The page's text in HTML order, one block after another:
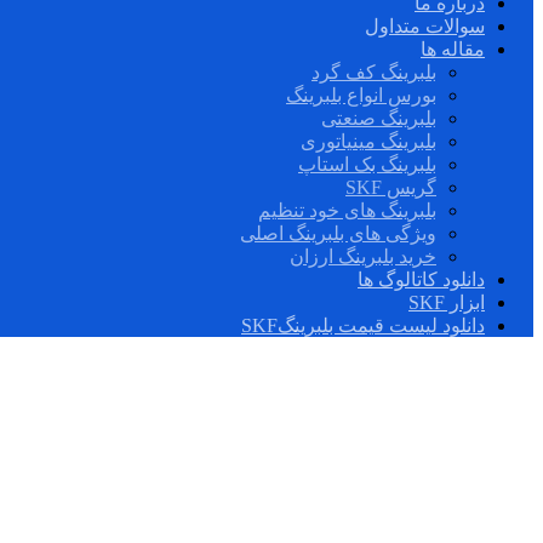
سوالات متداول
مقاله ها
بلبرینگ کف گرد
بورس انواع بلبرینگ
بلبرینگ صنعتی
بلبرینگ مینیاتوری
بلبرینگ بک استاپ
گریس SKF
بلبرینگ های خود تنظیم
ویژگی های بلبرینگ اصلی
خرید بلبرینگ ارزان
دانلود کاتالوگ ها
ابزار SKF
دانلود لیست قیمت بلبرینگSKF